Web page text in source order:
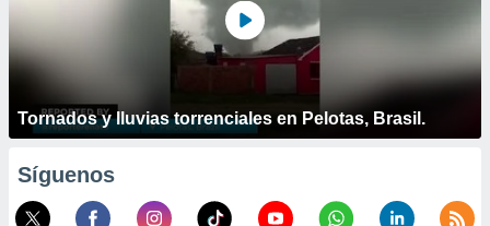
Tornados y lluvias torrenciales en Pelotas, Brasil.
Síguenos